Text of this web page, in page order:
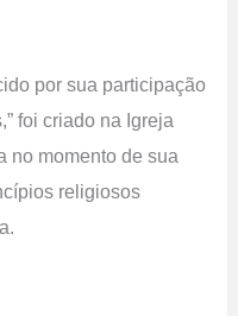
por sua participação
foi criado na Igreja
no momento de sua
religiosos